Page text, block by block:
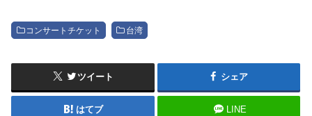
コンサートチケット 台湾
ツイート シェア
はてブ LINE